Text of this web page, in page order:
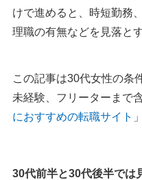
ださい
30代女性の転職でやってお
2. 職務経歴書の棚卸し
3. 資格取得
Q：30代女性向けのお
けで進めると、時短勤務
理職の有無などを見落と
この記事は30代女性の条
未経験、フリーターまで
におすすめの転職サイト
30代前半と30代後半では